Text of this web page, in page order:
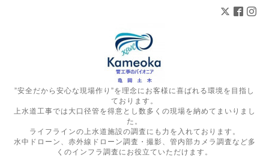
”安全だから安心な現場作り”を理念にお客様に喜ばれる環境を目指し
ております。
上水道工事では大口径管を得意とし数多くの現場を納めてまいりまし
た。
ライフラインの上水道施設の調査にも力を入れております。
水中ドローン、赤外線ドローン調査・撮影、管内部カメラ調査など多
くのインフラ調査にお役立ていただけます。